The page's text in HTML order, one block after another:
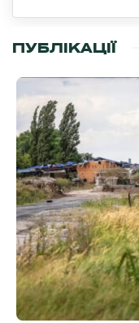
ПУБЛІКАЦІЇ